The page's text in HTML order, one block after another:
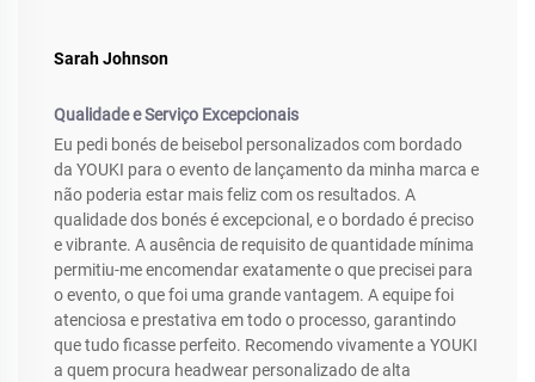
Sarah Johnson
Qualidade e Serviço Excepcionais
Eu pedi bonés de beisebol personalizados com bordado
da YOUKI para o evento de lançamento da minha marca e
não poderia estar mais feliz com os resultados. A
qualidade dos bonés é excepcional, e o bordado é preciso
e vibrante. A ausência de requisito de quantidade mínima
permitiu-me encomendar exatamente o que precisei para
o evento, o que foi uma grande vantagem. A equipe foi
atenciosa e prestativa em todo o processo, garantindo
que tudo ficasse perfeito. Recomendo vivamente a YOUKI
a quem procura headwear personalizado de alta